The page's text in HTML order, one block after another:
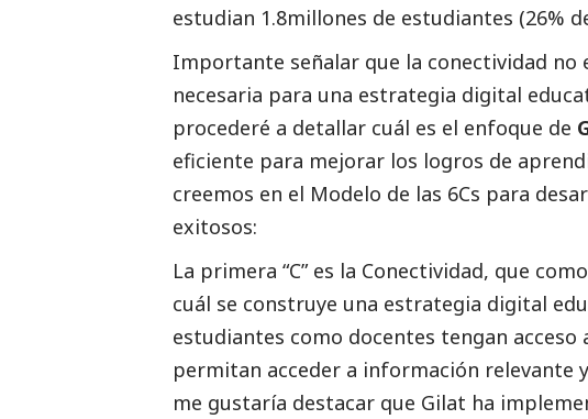
estudian 1.8millones de estudiantes (26%
Importante señalar que la conectividad no
necesaria para una estrategia digital
procederé a detallar cuál es el enfoque de
eficiente para mejorar los logros de
creemos en el Modelo de las 6Cs para
exitosos:
La primera “C” es la Conectividad, que
cuál se construye una estrategia digital
estudiantes como docentes tengan
permitan acceder a información relevante
me gustaría destacar que Gilat ha